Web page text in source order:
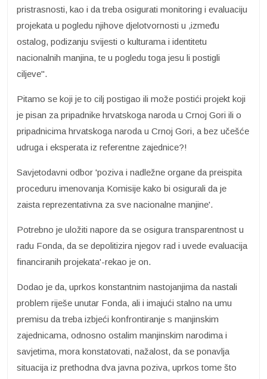
pristrasnosti, kao i da treba osigurati monitoring i evaluaciju
projekata u pogledu njihove djelotvornosti u ,između
ostalog, podizanju svijesti o kulturama i identitetu
nacionalnih manjina, te u pogledu toga jesu li postigli
ciljeve''.
Pitamo se koji je to cilj postigao ili može postići projekt koji
je pisan za pripadnike hrvatskoga naroda u Crnoj Gori ili o
pripadnicima hrvatskoga naroda u Crnoj Gori, a bez učešće
udruga i eksperata iz referentne zajednice?!
Savjetodavni odbor 'poziva i nadležne organe da preispita
proceduru imenovanja Komisije kako bi osigurali da je
zaista reprezentativna za sve nacionalne manjine'.
Potrebno je uložiti napore da se osigura transparentnost u
radu Fonda, da se depolitizira njegov rad i uvede evaluacija
financiranih projekata'-rekao je on.
Dodao je da, uprkos konstantnim nastojanjima da nastali
problem riješe unutar Fonda, ali i imajući stalno na umu
premisu da treba izbjeći konfrontiranje s manjinskim
zajednicama, odnosno ostalim manjinskim narodima i
savjetima, mora konstatovati, nažalost, da se ponavlja
situacija iz prethodna dva javna poziva, uprkos tome što